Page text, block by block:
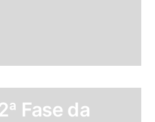
Fase da